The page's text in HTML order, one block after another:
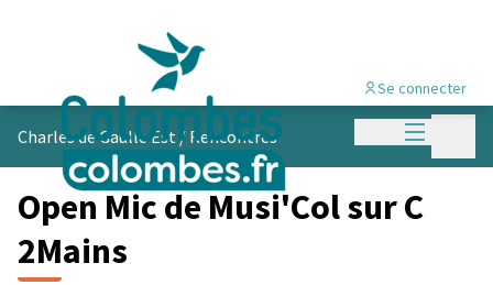
Menu
Se connecter
Charles de Gaulle Est/ Rencontres
Open Mic de Musi'Col sur C
2Mains